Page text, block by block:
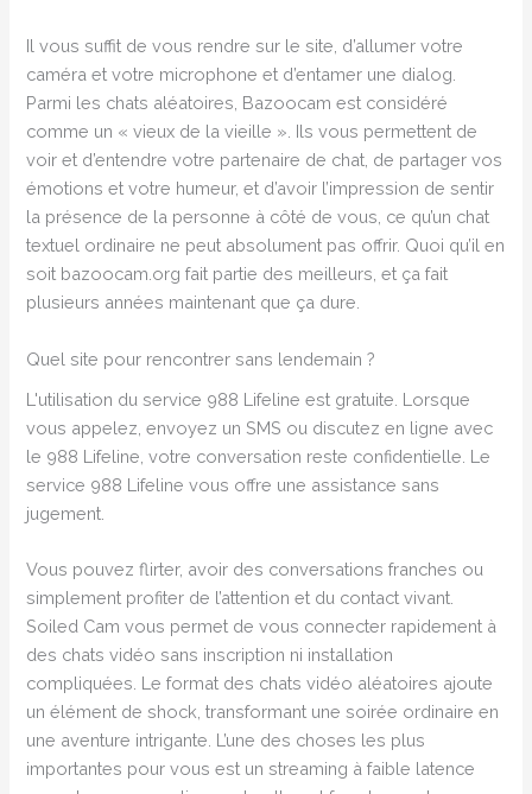
Il vous suffit de vous rendre sur le site, d’allumer votre
caméra et votre microphone et d’entamer une dialog.
Parmi les chats aléatoires, Bazoocam est considéré
comme un « vieux de la vieille ». Ils vous permettent de
voir et d’entendre votre partenaire de chat, de partager vos
émotions et votre humeur, et d’avoir l’impression de sentir
la présence de la personne à côté de vous, ce qu’un chat
textuel ordinaire ne peut absolument pas offrir. Quoi qu’il en
soit bazoocam.org fait partie des meilleurs, et ça fait
plusieurs années maintenant que ça dure.
Quel site pour rencontrer sans lendemain ?
L'utilisation du service 988 Lifeline est gratuite. Lorsque
vous appelez, envoyez un SMS ou discutez en ligne avec
le 988 Lifeline, votre conversation reste confidentielle. Le
service 988 Lifeline vous offre une assistance sans
jugement.
Vous pouvez flirter, avoir des conversations franches ou
simplement profiter de l’attention et du contact vivant.
Soiled Cam vous permet de vous connecter rapidement à
des chats vidéo sans inscription ni installation
compliquées. Le format des chats vidéo aléatoires ajoute
un élément de shock, transformant une soirée ordinaire en
une aventure intrigante. L’une des choses les plus
importantes pour vous est un streaming à faible latence